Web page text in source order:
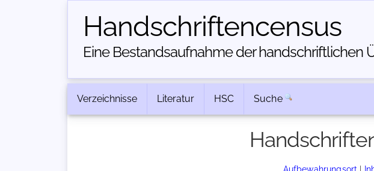
Handschriften­census
Eine Bestandsaufnahme der handschriftlichen
Verzeichnisse Literatur HSC Suche
Aufbewahrungsort |